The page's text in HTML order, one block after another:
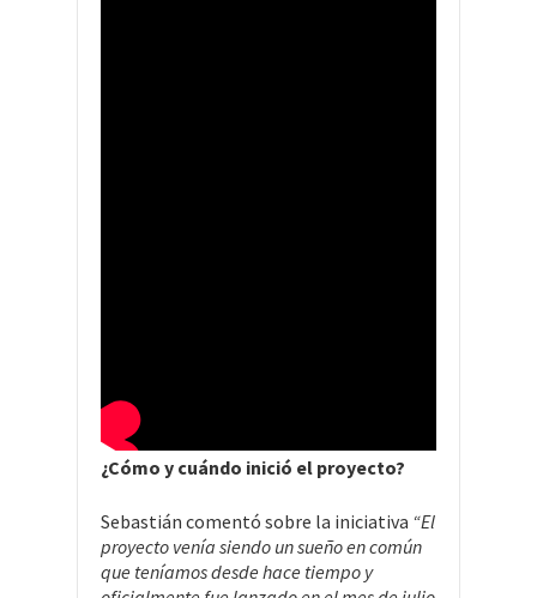
¿Cómo y cuándo inició el proyecto?
Sebastián comentó sobre la iniciativa “El
proyecto venía siendo un sueño en común
que teníamos desde hace tiempo y